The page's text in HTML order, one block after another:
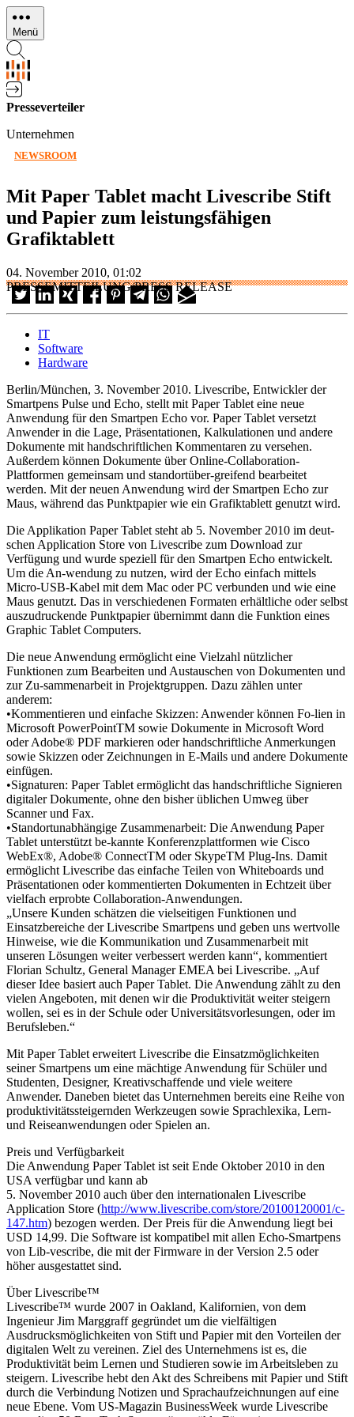
Direkt
zum
Inhalt
Menü
Presseverteiler
Unternehmen
NEWSROOM
Mit Paper Tablet macht Livescribe Stift
und Papier zum leistungsfähigen
Grafiktablett
04. November 2010, 01:02
PRESSEMITTEILUNG/PRESS RELEASE
IT
Software
Hardware
Berlin/München, 3. November 2010. Livescribe, Entwickler der
Smartpens Pulse und Echo, stellt mit Paper Tablet eine neue
Anwendung für den Smartpen Echo vor. Paper Tablet versetzt
Anwender in die Lage, Präsentationen, Kalkulationen und andere
Dokumente mit handschriftlichen Kommentaren zu versehen.
Außerdem können Dokumente über Online-Collaboration-
Plattformen gemeinsam und standortüber-greifend bearbeitet
werden. Mit der neuen Anwendung wird der Smartpen Echo zur
Maus, während das Punktpapier wie ein Grafiktablett genutzt wird.
Die Applikation Paper Tablet steht ab 5. November 2010 im deut-
schen Application Store von Livescribe zum Download zur
Verfügung und wurde speziell für den Smartpen Echo entwickelt.
Um die An-wendung zu nutzen, wird der Echo einfach mittels
Micro-USB-Kabel mit dem Mac oder PC verbunden und wie eine
Maus genutzt. Das in verschiedenen Formaten erhältliche oder selbst
auszudruckende Punktpapier übernimmt dann die Funktion eines
Graphic Tablet Computers.
Die neue Anwendung ermöglicht eine Vielzahl nützlicher
Funktionen zum Bearbeiten und Austauschen von Dokumenten und
zur Zu-sammenarbeit in Projektgruppen. Dazu zählen unter
anderem:
•Kommentieren und einfache Skizzen: Anwender können Fo-lien in
Microsoft PowerPointTM sowie Dokumente in Microsoft Word
oder Adobe® PDF markieren oder handschriftliche Anmerkungen
sowie Skizzen oder Zeichnungen in E-Mails und andere Dokumente
einfügen.
•Signaturen: Paper Tablet ermöglicht das handschriftliche Signieren
digitaler Dokumente, ohne den bisher üblichen Umweg über
Scanner und Fax.
•Standortunabhängige Zusammenarbeit: Die Anwendung Paper
Tablet unterstützt be-kannte Konferenzplattformen wie Cisco
WebEx®, Adobe® ConnectTM oder SkypeTM Plug-Ins. Damit
ermöglicht Livescribe das einfache Teilen von Whiteboards und
Präsentationen oder kommentierten Dokumenten in Echtzeit über
vielfach erprobte Collaboration-Anwendungen.
„Unsere Kunden schätzen die vielseitigen Funktionen und
Einsatzbereiche der Livescribe Smartpens und geben uns wertvolle
Hinweise, wie die Kommunikation und Zusammenarbeit mit
unseren Lösungen weiter verbessert werden kann“, kommentiert
Florian Schultz, General Manager EMEA bei Livescribe. „Auf
dieser Idee basiert auch Paper Tablet. Die Anwendung zählt zu den
vielen Angeboten, mit denen wir die Produktivität weiter steigern
wollen, sei es in der Schule oder Universitätsvorlesungen, oder im
Berufsleben.“
Mit Paper Tablet erweitert Livescribe die Einsatzmöglichkeiten
seiner Smartpens um eine mächtige Anwendung für Schüler und
Studenten, Designer, Kreativschaffende und viele weitere
Anwender. Daneben bietet das Unternehmen bereits eine Reihe von
produktivitätssteigernden Werkzeugen sowie Sprachlexika, Lern-
und Reiseanwendungen oder Spielen an.
Preis und Verfügbarkeit
Die Anwendung Paper Tablet ist seit Ende Oktober 2010 in den
USA verfügbar und kann ab
5. November 2010 auch über den internationalen Livescribe
Application Store (http://www.livescribe.com/store/20100120001/c-
147.htm) bezogen werden. Der Preis für die Anwendung liegt bei
USD 14,99. Die Software ist kompatibel mit allen Echo-Smartpens
von Lib-vescribe, die mit der Firmware in der Version 2.5 oder
höher ausgestattet sind.
Über Livescribe™
Livescribe™ wurde 2007 in Oakland, Kalifornien, von dem
Ingenieur Jim Marggraff gegründet um die vielfältigen
Ausdrucksmöglichkeiten von Stift und Papier mit den Vorteilen der
digitalen Welt zu vereinen. Ziel des Unternehmens ist es, die
Produktivität beim Lernen und Studieren sowie im Arbeitsleben zu
steigern. Livescribe hebt den Akt des Schreibens mit Papier und Stift
durch die Verbindung Notizen und Sprachaufzeichnungen auf eine
neue Ebene. Vom US-Magazin BusinessWeek wurde Livescribe